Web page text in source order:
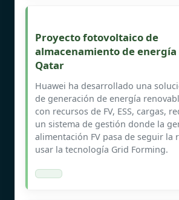
Proyecto fotovoltaico de
almacenamiento de energía
Qatar
Huawei ha desarrollado una
de generación de energía
con recursos de FV, ESS, cargas,
un sistema de gestión donde la
alimentación FV pasa de seguir la
usar la tecnología Grid Forming.